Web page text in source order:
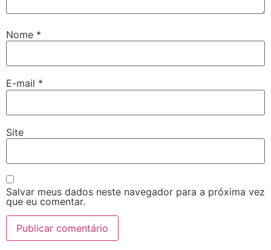
Nome *
E-mail *
Site
Salvar meus dados neste navegador para a próxima vez
que eu comentar.